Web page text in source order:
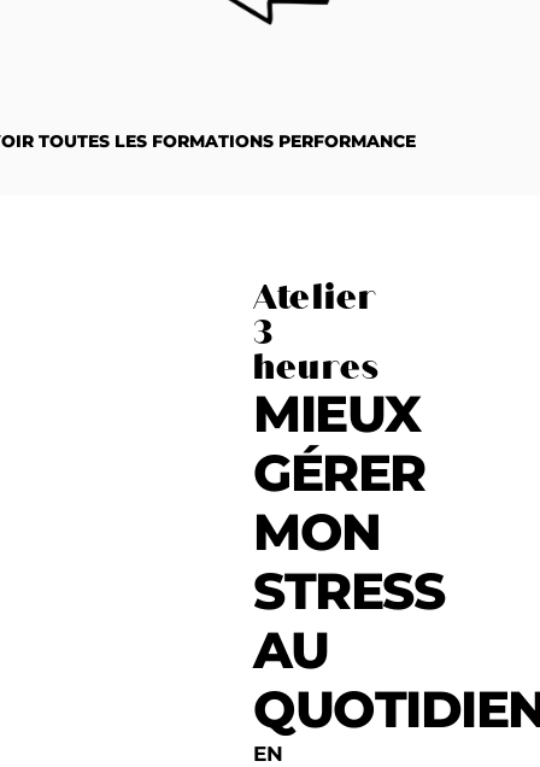
TOUTES LES FORMATIONS PERFORMANCE
Atelier
3
heures
MIEUX
GÉRER
MON
STRESS
AU
EN